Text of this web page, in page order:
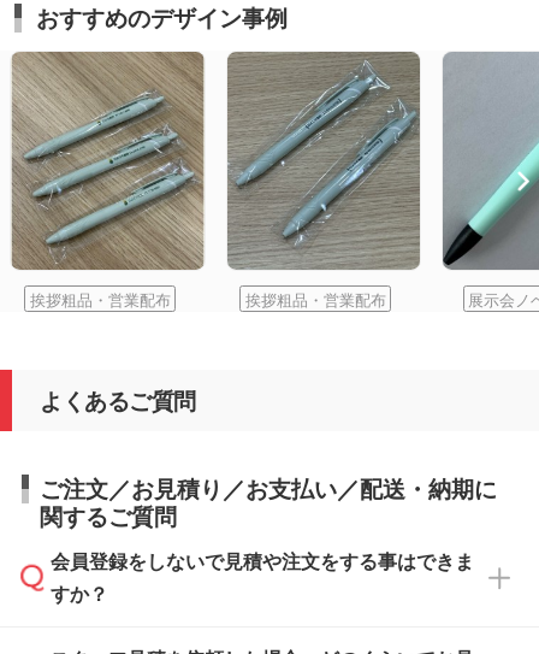
おすすめのデザイン事例
挨拶粗品・営業配布 挨拶粗品・営業配布 展示会ノ
よくあるご質問
ご注文／お見積り／お支払い／配送・納期に
関するご質問
会員登録をしないで見積や注文をする事はできま
すか？